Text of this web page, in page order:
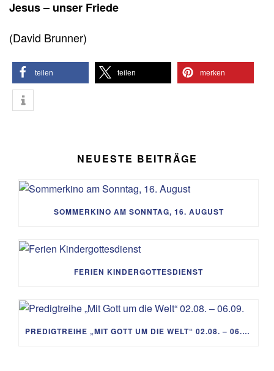
Jesus – unser Friede
(David Brunner)
teilen teilen merken
NEUESTE BEITRÄGE
SOMMERKINO AM SONNTAG, 16. AUGUST
FERIEN KINDERGOTTESDIENST
PREDIGTREIHE „MIT GOTT UM DIE WELT“ 02.08. – 06.09.